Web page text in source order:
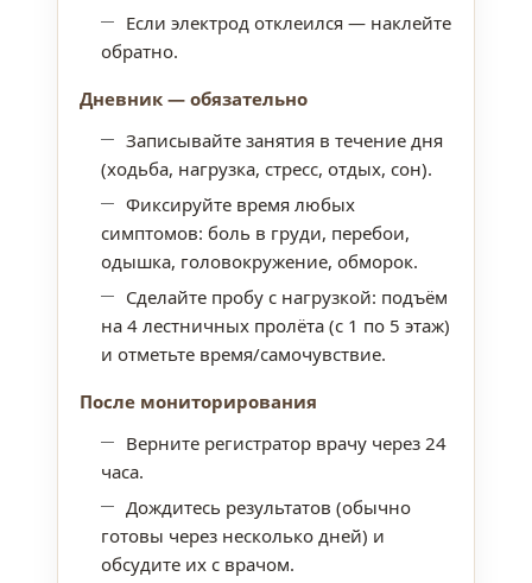
Если электрод отклеился — наклейте
обратно.
Дневник — обязательно
Записывайте занятия в течение дня
(ходьба, нагрузка, стресс, отдых, сон).
Фиксируйте время любых
симптомов: боль в груди, перебои,
одышка, головокружение, обморок.
Сделайте пробу с нагрузкой: подъём
на 4 лестничных пролёта (с 1 по 5 этаж)
и отметьте время/самочувствие.
После мониторирования
Верните регистратор врачу через 24
часа.
Дождитесь результатов (обычно
готовы через несколько дней) и
обсудите их с врачом.